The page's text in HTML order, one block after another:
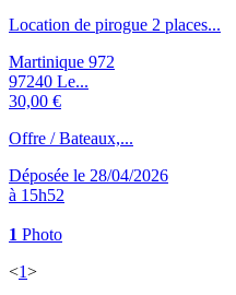
Location de pirogue 2 places...
Martinique 972
97240 Le...
30,00 €
Offre / Bateaux,...
Déposée le 28/04/2026
à 15h52
1 Photo
<1>